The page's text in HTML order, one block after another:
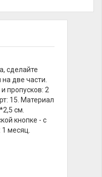
сделайте
две части.
пропусков: 2
15. Материал
см.
кнопке - с
месяц.